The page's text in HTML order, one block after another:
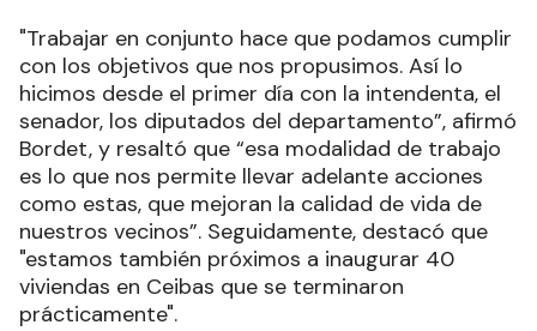
"Trabajar en conjunto hace que podamos cumplir
con los objetivos que nos propusimos. Así lo
hicimos desde el primer día con la intendenta, el
senador, los diputados del departamento”, afirmó
Bordet, y resaltó que “esa modalidad de trabajo
es lo que nos permite llevar adelante acciones
como estas, que mejoran la calidad de vida de
nuestros vecinos”. Seguidamente, destacó que
"estamos también próximos a inaugurar 40
viviendas en Ceibas que se terminaron
prácticamente".